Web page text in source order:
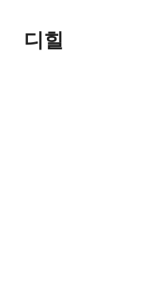
content디힐